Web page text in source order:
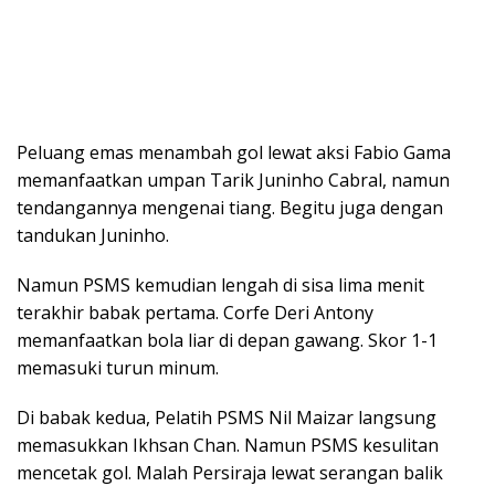
Peluang emas menambah gol lewat aksi Fabio Gama
memanfaatkan umpan Tarik Juninho Cabral, namun
tendangannya mengenai tiang. Begitu juga dengan
tandukan Juninho.
Namun PSMS kemudian lengah di sisa lima menit
terakhir babak pertama. Corfe Deri Antony
memanfaatkan bola liar di depan gawang. Skor 1-1
memasuki turun minum.
Di babak kedua, Pelatih PSMS Nil Maizar langsung
memasukkan Ikhsan Chan. Namun PSMS kesulitan
mencetak gol. Malah Persiraja lewat serangan balik